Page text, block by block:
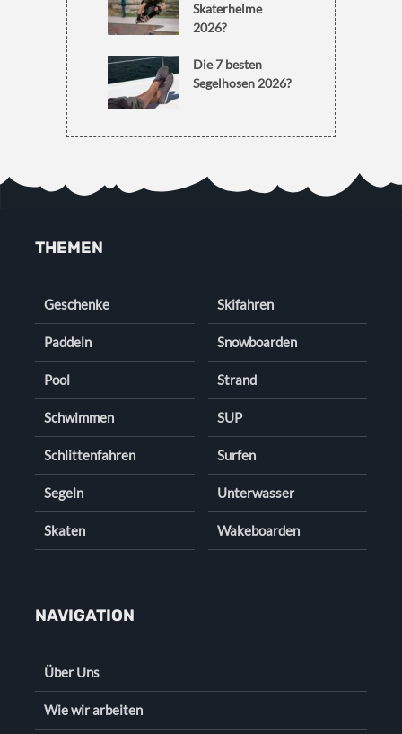
Skaterhelme
2026?
Die 7 besten
Segelhosen 2026?
THEMEN
Geschenke
Paddeln
Pool
Schwimmen
Schlittenfahren
Segeln
Skaten
Skifahren
Snowboarden
Strand
SUP
Surfen
Unterwasser
Wakeboarden
NAVIGATION
Über Uns
Wie wir arbeiten